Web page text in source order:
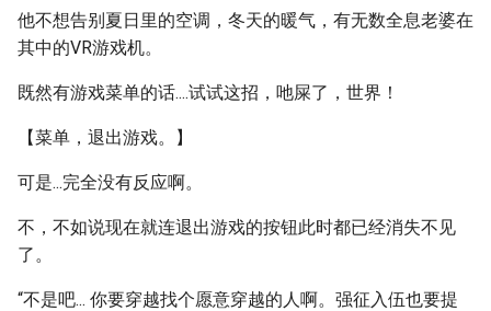
他不想告别夏日里的空调，冬天的暖气，有无数全息老婆在
其中的VR游戏机。
既然有游戏菜单的话....试试这招，吔屎了，世界！
【菜单，退出游戏。】
可是...完全没有反应啊。
不，不如说现在就连退出游戏的按钮此时都已经消失不见
了。
“不是吧... 你要穿越找个愿意穿越的人啊。强征入伍也要提